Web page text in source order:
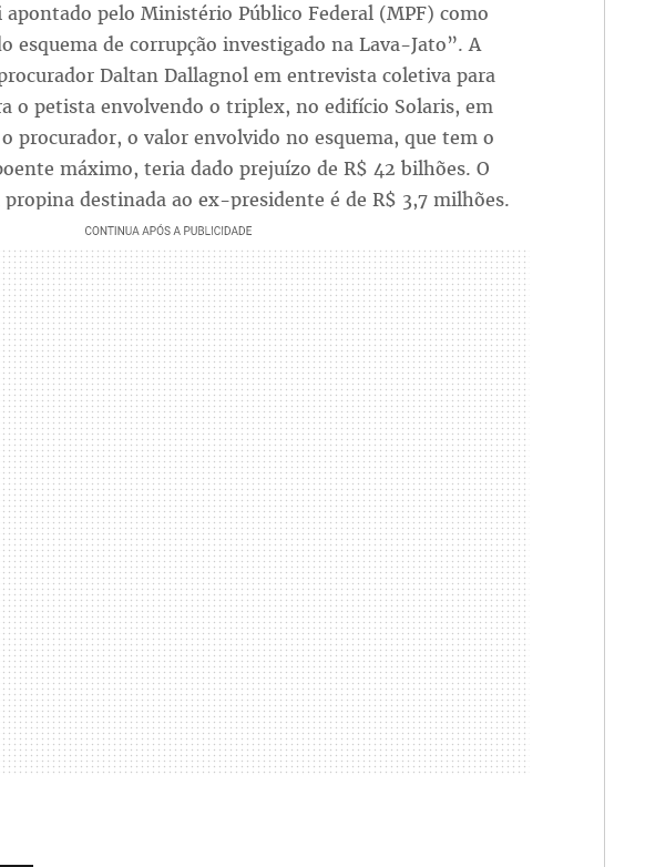
pelo Ministério Público Federal (MPF) como
esquema de corrupção investigado na Lava-Jato”. A
Daltan Dallagnol em entrevista coletiva para
o petista envolvendo o triplex, no edifício Solaris, em
procurador, o valor envolvido no esquema, que tem o
máximo, teria dado prejuízo de R$ 42 bilhões. O
destinada ao ex-presidente é de R$ 3,7 milhões.